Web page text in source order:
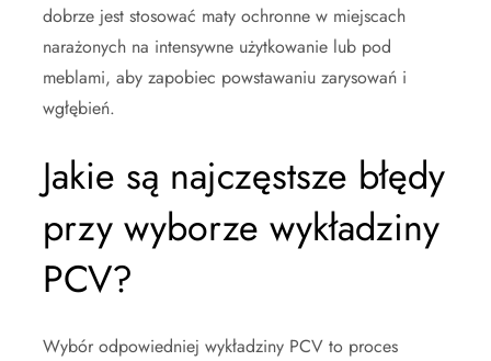
dobrze jest stosować maty ochronne w miejscach
narażonych na intensywne użytkowanie lub pod
meblami, aby zapobiec powstawaniu zarysowań i
wgłębień.
Jakie są najczęstsze błędy
przy wyborze wykładziny
PCV?
Wybór odpowiedniej wykładziny PCV to proces